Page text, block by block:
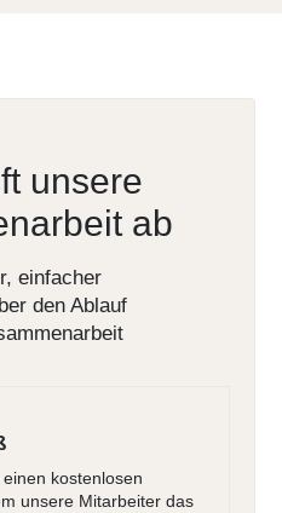
unsere
ab
einfacher
den Ablauf
kostenlosen
unsere Mitarbeiter das